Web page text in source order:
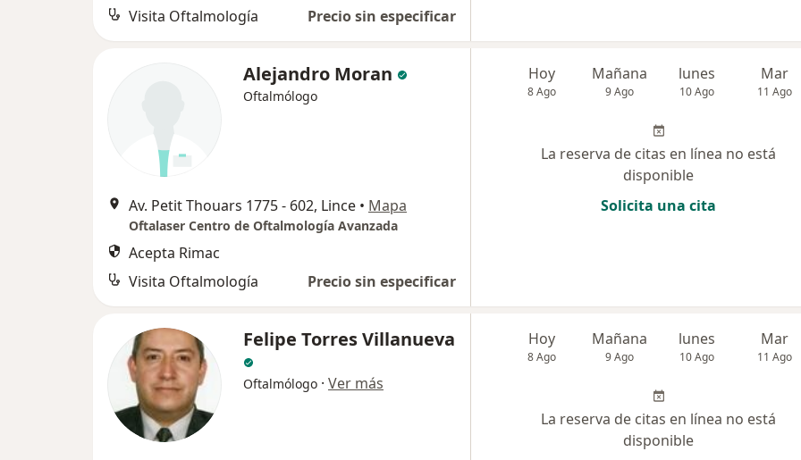
Visita Oftalmología
Precio sin especificar
Alejandro Moran
Oftalmólogo
Av. Petit Thouars 1775 - 602, Lince • Mapa
Oftalaser Centro de Oftalmología Avanzada
Acepta Rimac
Visita Oftalmología
Precio sin especificar
Hoy
8 Ago
Mañana
9 Ago
lunes
10 Ago
Mar
11 Ago
La reserva de citas en línea no está
disponible
Solicita una cita
Felipe Torres Villanueva
Oftalmólogo · Ver más
Hoy
8 Ago
Mañana
9 Ago
lunes
10 Ago
Mar
11 Ago
La reserva de citas en línea no está
disponible